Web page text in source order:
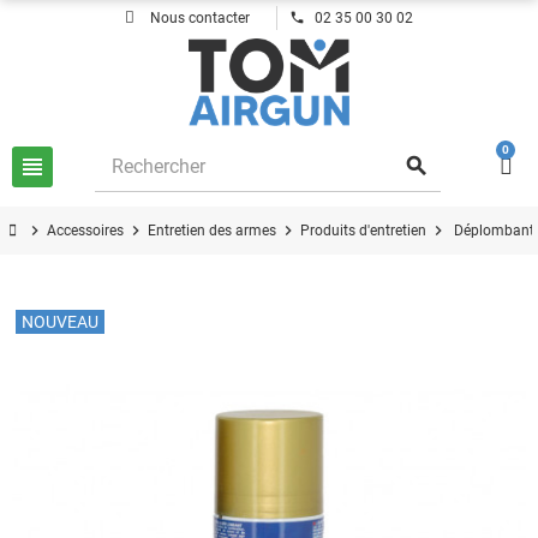
Nous contacter phone 02 35 00 30 02
view_headline search
0
chevron_right Accessoires chevron_right Entretien des armes chevron_right Produits d'entretien chevron_right
NOUVEAU